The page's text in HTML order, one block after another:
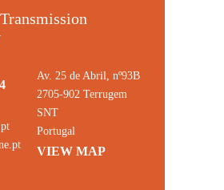
Av. 25 de Abril, nº93B
2705-902 Terrugem
SNT
Portugal
VIEW MAP